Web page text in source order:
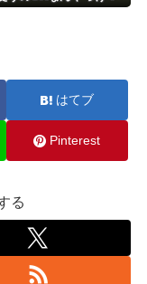
はてブ
Pinterest
る